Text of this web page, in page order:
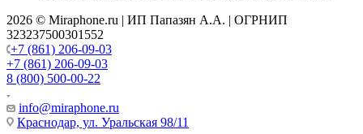
2026 © Miraphone.ru | ИП Папазян А.А. | ОГРНИП
323237500301552
+7 (861) 206-09-03
+7 (861) 206-09-03
8 (800) 500-00-22
info@miraphone.ru
Краснодар, ул. Уральская 98/11